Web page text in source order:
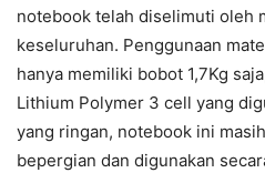
notebook telah diselimuti oleh
keseluruhan. Penggunaan
hanya memiliki bobot 1,7Kg
Lithium Polymer 3 cell yang
yang ringan, notebook ini
bepergian dan digunakan